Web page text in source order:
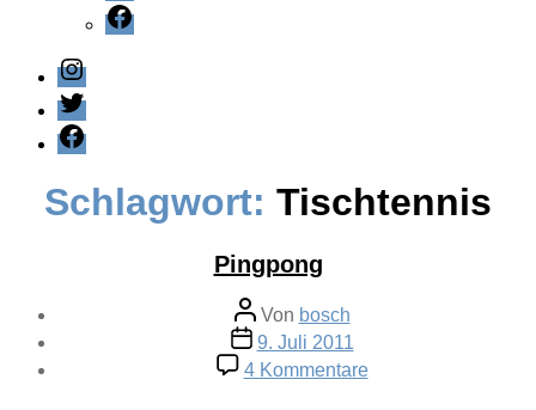
Facebook
Instagram
Twitter
Facebook
Schlagwort: Tischtennis
Pingpong
Beitragsautor
Von bosch
Veröffentlichungsdatum
9. Juli 2011
4 Kommentarezu
Pingpong